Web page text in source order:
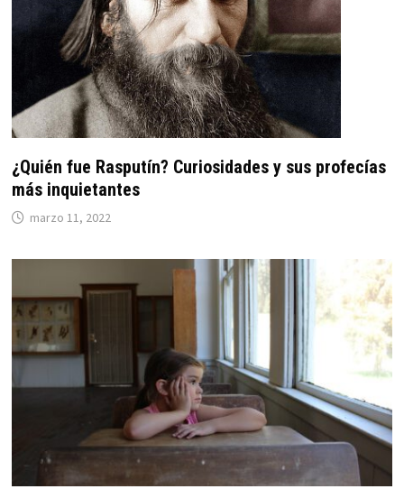
¿Quién fue Rasputín? Curiosidades y sus profecías
más inquietantes
marzo 11, 2022